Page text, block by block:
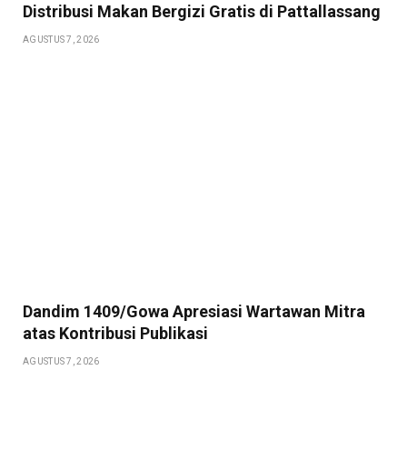
Distribusi Makan Bergizi Gratis di Pattallassang
AGUSTUS 7, 2026
Dandim 1409/Gowa Apresiasi Wartawan Mitra
atas Kontribusi Publikasi
AGUSTUS 7, 2026